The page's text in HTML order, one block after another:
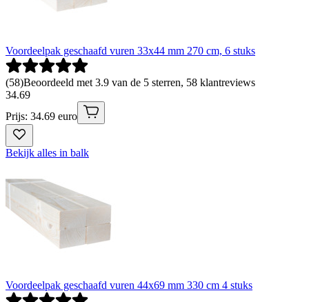
Voordeelpak geschaafd vuren 33x44 mm 270 cm, 6 stuks
(58)Beoordeeld met 3.9 van de 5 sterren, 58 klantreviews
34.69
Prijs: 34.69 euro
Bekijk alles in balk
Voordeelpak geschaafd vuren 44x69 mm 330 cm 4 stuks